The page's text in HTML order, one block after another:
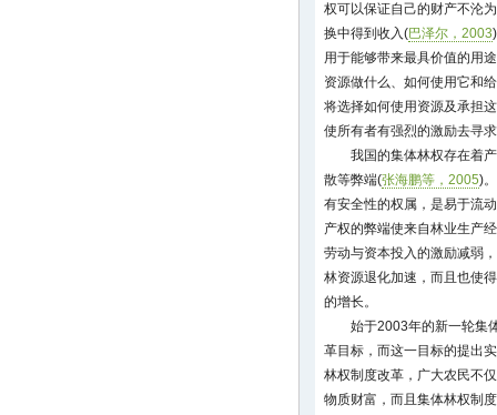
权可以保证自己的财产不沦
换中得到收入(巴泽尔，2003
用于能够带来最具价值的用
资源做什么、如何使用它和
将选择如何使用资源及承担
使所有者有强烈的激励去寻
我国的集体林权存在着
散等弊端(张海鹏等，2005)
有安全性的权属，是易于流
产权的弊端使来自林业生产
劳动与资本投入的激励减弱
林资源退化加速，而且也使
的增长。
始于2003年的新一轮集
革目标，而这一目标的提出
林权制度改革，广大农民不
物质财富，而且集体林权制